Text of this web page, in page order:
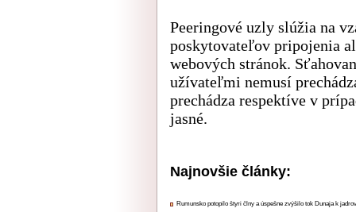
Peeringové uzly slúžia na
poskytovateľov pripojenia
webových stránok.
užívateľmi nemusí
prechádza respektíve v
jasné.
Najnovšie články:
Rumunsko potopilo štyri člny a úspešne zvýšilo tok Dunaja k